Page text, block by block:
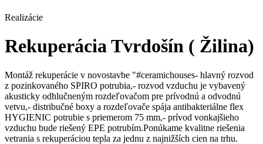
Realizácie
Rekuperácia Tvrdošín ( Žilina)
Montáž rekuperácie v novostavbe "#ceramichouses- hlavný rozvod
z pozinkovaného SPIRO potrubia,- rozvod vzduchu je vybavený
akusticky odhlučneným rozdeľovačom pre prívodnú a odvodnú
vetvu,- distribučné boxy a rozdeľovače spája antibakteriálne flex
HYGIENIC potrubie s priemerom 75 mm,- prívod vonkajšieho
vzduchu bude riešený EPE potrubím.Ponúkame kvalitne riešenia
vetrania s rekuperáciou tepla za jednu z najnižších cien na trhu.